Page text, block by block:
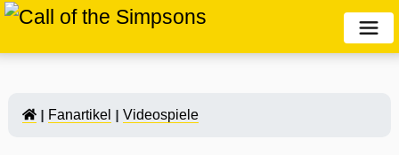
Fanartikel Videospiele